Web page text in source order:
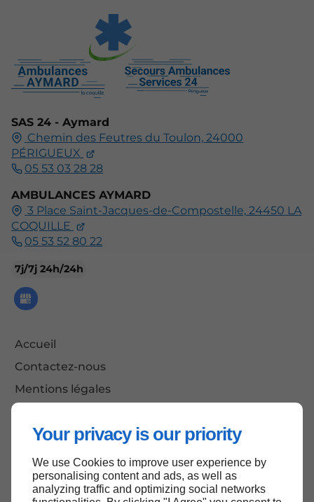
Your privacy is our priority
We use Cookies to improve user experience by
personalising content and ads, as well as
analyzing traffic and optimizing social networks
SAS 24 - Aymard
Chemin des Feutres du Toulon, 24000
PÉRIGUEUX
05 53 03 28 28
AMBULANCES AYMARD
3 Place Saint-Jacques-de-Compostelle, 24450 LA
COQUILLE
05 53 52 80 22
7j/7j 24h/24h
Accueil
Contactez-nous
Mentions légales
Haut de page